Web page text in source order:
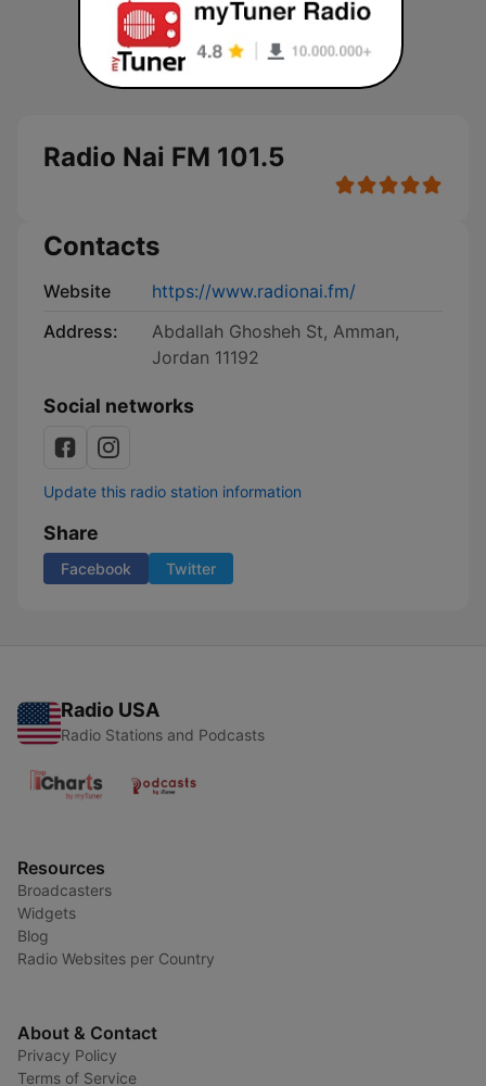
Radio Nai FM 101.5
Contacts
Website
https://www.radionai.fm/
Address:
Abdallah Ghosheh St, Amman,
Jordan 11192
Social networks
Update this radio station information
Share
Facebook Twitter
Radio USA
Radio Stations and Podcasts
Resources
Broadcasters
Widgets
Blog
Radio Websites per Country
About & Contact
Privacy Policy
Terms of Service